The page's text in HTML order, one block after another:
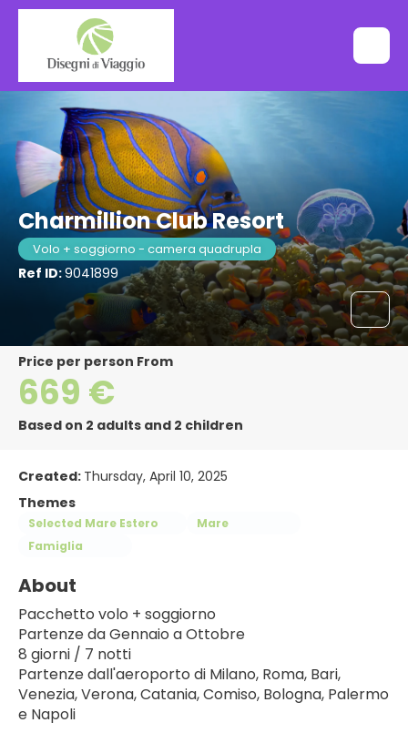
Charmillion Club Resort
Volo + soggiorno - camera quadrupla
Ref ID:9041899
price per person From
669 €
Based on 2 adults and 2 children
Created: Thursday, April 10, 2025
Themes
Selected Mare Estero
Mare
Famiglia
About
Pacchetto volo + soggiorno
Partenze da Gennaio a Ottobre
8 giorni / 7 notti
Partenze dall'aeroporto di Milano, Roma, Bari,
Venezia, Verona, Catania, Comiso, Bologna, Palermo
e Napoli